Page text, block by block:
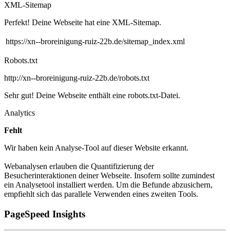
XML-Sitemap
Perfekt! Deine Webseite hat eine XML-Sitemap.
https://xn--broreinigung-ruiz-22b.de/sitemap_index.xml
Robots.txt
http://xn--broreinigung-ruiz-22b.de/robots.txt
Sehr gut! Deine Webseite enthält eine robots.txt-Datei.
Analytics
Fehlt
Wir haben kein Analyse-Tool auf dieser Website erkannt.
Webanalysen erlauben die Quantifizierung der
Besucherinteraktionen deiner Webseite. Insofern sollte zumindest
ein Analysetool installiert werden. Um die Befunde abzusichern,
empfiehlt sich das parallele Verwenden eines zweiten Tools.
PageSpeed Insights